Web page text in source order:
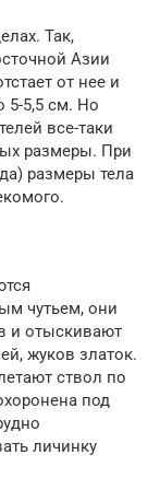
Так,
Азии
от нее и
5-5,5 см. Но
все-таки
размеры. При
размеры тела
чутьем, они
и отыскивают
жуков златок.
ствол по
под
личинку